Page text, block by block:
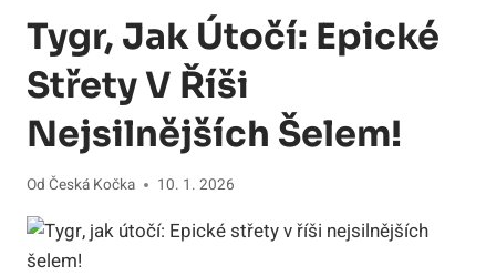
Tygr, Jak Útočí: Epické
Střety V Říši
Nejsilnějších Šelem!
Od Česká Kočka 10. 1. 2026